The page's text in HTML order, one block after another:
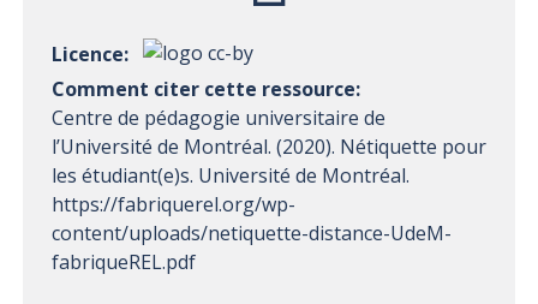
Licence:
Comment citer cette ressource:
Centre de pédagogie universitaire de
l’Université de Montréal. (2020). Nétiquette pour
les étudiant(e)s. Université de Montréal.
https://fabriquerel.org/wp-
content/uploads/netiquette-distance-UdeM-
fabriqueREL.pdf